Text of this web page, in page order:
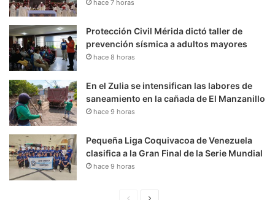
hace 7 horas
Protección Civil Mérida dictó taller de
prevención sísmica a adultos mayores
hace 8 horas
En el Zulia se intensifican las labores de
saneamiento en la cañada de El Manzanillo
hace 9 horas
Pequeña Liga Coquivacoa de Venezuela
clasifica a la Gran Final de la Serie Mundial
hace 9 horas